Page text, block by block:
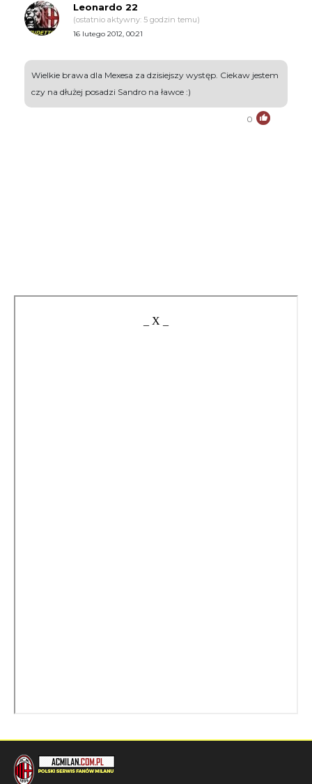
Leonardo 22
(ostatnio aktywny: 5 godzin temu)
16 lutego 2012, 00:21
Wielkie brawa dla Mexesa za dzisiejszy występ. Ciekaw jestem
czy na dłużej posadzi Sandro na ławce :)
0